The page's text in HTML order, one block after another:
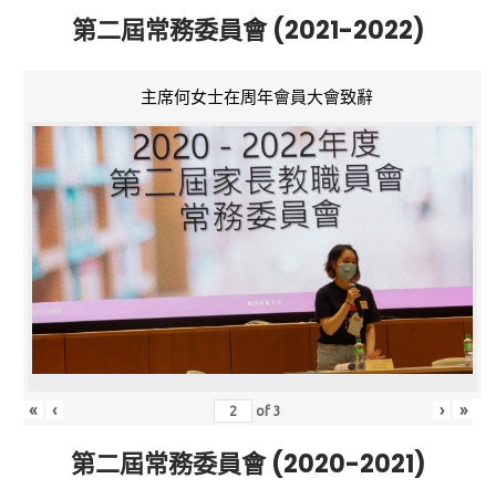
第二屆常務委員會 (2021-2022)
主席何女士在周年會員大會致辭
« ‹ of3 › »
第二屆常務委員會 (2020-2021)